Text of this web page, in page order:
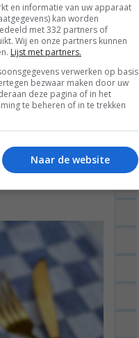
nacho’s. Ik ben
en
en informatie van uw apparaat
kan worden
met 332 partners of
Wij en onze partners kunnen
Lijst met partners.
verwerken op basis
bezwaar maken door uw
deze pagina of in het
te beheren of in te trekken
Naar de website